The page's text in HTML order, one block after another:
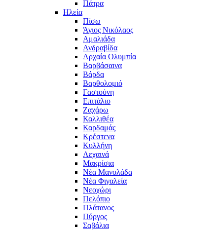
Πάτρα
Ηλεία
Πίσω
Άγιος Νικόλαος
Αμαλιάδα
Ανδραβίδα
Αρχαία Ολυμπία
Βαρβάσαινα
Βάρδα
Βαρθολομιό
Γαστούνη
Επιτάλιο
Ζαχάρω
Καλλιθέα
Καρδαμάς
Κρέστενα
Κυλλήνη
Λεχαινά
Μακρίσια
Νέα Μανολάδα
Νέα Φιγαλεία
Νεοχώρι
Πελόπιο
Πλάτανος
Πύργος
Σαβάλια